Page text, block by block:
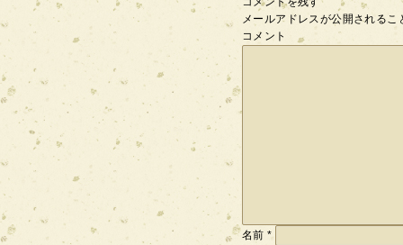
メールアドレスが公開されるこ
コメント
名前*